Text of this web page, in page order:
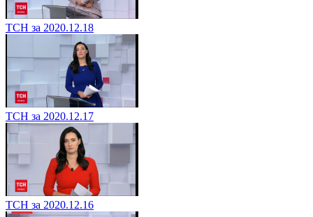
ТСН за 2020.12.18
ТСН за 2020.12.17
ТСН за 2020.12.16